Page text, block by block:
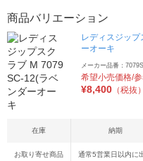
商品バリエーション
レディスジッ
ーオーキ
メーカー品番：
希望小売価格/
¥8,400 （税抜）
在庫 納期
お取り寄せ商品 通常5営業日以内に